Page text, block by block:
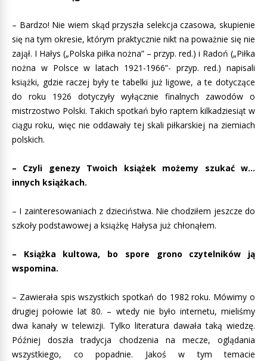
– Bardzo! Nie wiem skąd przyszła selekcja czasowa, skupienie
się na tym okresie, którym praktycznie nikt na poważnie się nie
zajął. I Hałys („Polska piłka nożna” – przyp. red.) i Radoń („Piłka
nożna w Polsce w latach 1921-1966”- przyp. red.) napisali
książki, gdzie raczej były te tabelki już ligowe, a te dotyczące
do roku 1926 dotyczyły wyłącznie finalnych zawodów o
mistrzostwo Polski. Takich spotkań było raptem kilkadziesiąt w
ciągu roku, więc nie oddawały tej skali piłkarskiej na ziemiach
polskich.
– Czyli genezy Twoich książek możemy szukać w…
innych książkach.
– I zainteresowaniach z dzieciństwa. Nie chodziłem jeszcze do
szkoły podstawowej a książkę Hałysa już chłonąłem.
– Książka kultowa, bo spore grono czytelników ją
wspomina.
– Zawierała spis wszystkich spotkań do 1982 roku. Mówimy o
drugiej połowie lat 80. – wtedy nie było internetu, mieliśmy
dwa kanały w telewizji. Tylko literatura dawała taką wiedzę.
Później doszła tradycja chodzenia na mecze, oglądania
wszystkiego, co popadnie. Jakoś w tym temacie